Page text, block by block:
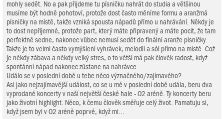
mohly sedět. No a pak přijdeme tu písničku nahrát do studia a většinou
musíme být hodně pohotoví, protože dost často měníme formu a aranžmá
písničky na místě, takže vzniká spousta nápadů přímo u nahrávání. Někdy je
to dost nepříjemné, protože part, který máte připravený a máte pocit, že tam
perfektně sedne, nakonec vůbec nemusí sedět do finální aranže písničky.
Takže je to velmi často vymýšlení vyhrávek, melodií a sól přímo na místě. Což
je někdy zábava a někdy velký stres, o to větší má pak člověk radost, když
spontánní nápad nakonec zůstane na nahrávce.
Událo se v poslední době u tebe něco význačného/zajímavého?
Asi jako nejzajímavější událost, co se u mě v poslední době udála, beru dva
vyprodané koncerty v naší největší české hale - O2 aréně. Ty koncerty beru
jako životní highlight. Něco, k čemu člověk směřuje celý život. Pamatuju si,
když jsem byl v O2 aréně poprvé, když mi...